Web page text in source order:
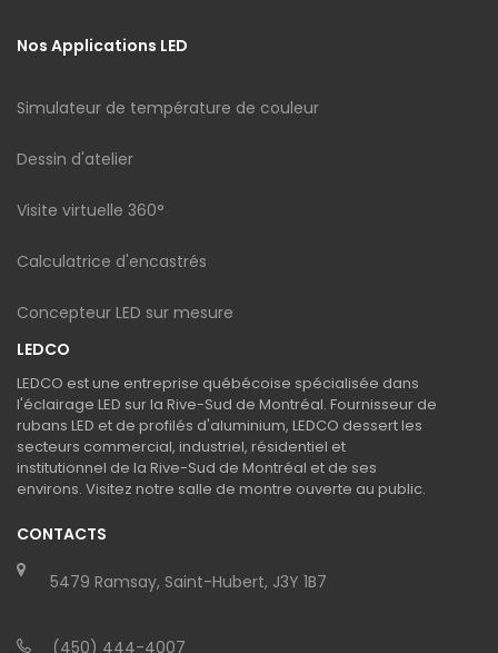
Nos Applications LED
Simulateur de température de couleur
Dessin d'atelier
Visite virtuelle 360°
Calculatrice d'encastrés
Concepteur LED sur mesure
LEDCO
LEDCO est une entreprise québécoise spécialisée dans
l'éclairage LED sur la Rive-Sud de Montréal. Fournisseur de
rubans LED et de profilés d'aluminium, LEDCO dessert les
secteurs commercial, industriel, résidentiel et
institutionnel de la Rive-Sud de Montréal et de ses
environs. Visitez notre salle de montre ouverte au public.
CONTACTS
5479 Ramsay, Saint-Hubert, J3Y 1B7
(450) 444-4007